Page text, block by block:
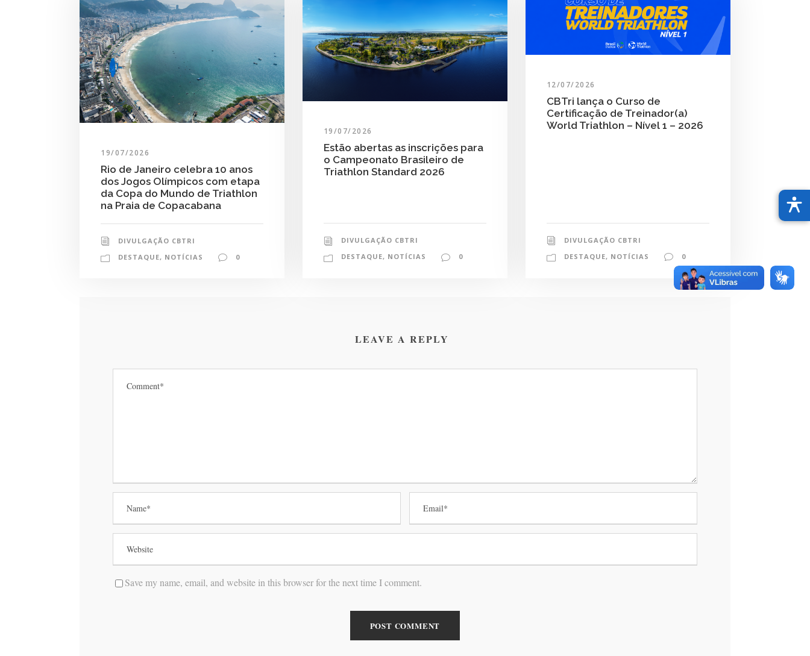
19/07/2026
Rio de Janeiro celebra 10 anos
dos Jogos Olímpicos com etapa
da Copa do Mundo de Triathlon
na Praia de Copacabana
DIVULGAÇÃO CBTRI
DESTAQUE, NOTÍCIAS 0
19/07/2026
Estão abertas as inscrições para
o Campeonato Brasileiro de
Triathlon Standard 2026
DIVULGAÇÃO CBTRI
DESTAQUE, NOTÍCIAS 0
12/07/2026
CBTri lança o Curso de
Certificação de Treinador(a)
World Triathlon – Nível 1 – 2026
DIVULGAÇÃO CBTRI
DESTAQUE, NOTÍCIAS 0
LEAVE A REPLY
Save my name, email, and website in this browser for the next time I comment.